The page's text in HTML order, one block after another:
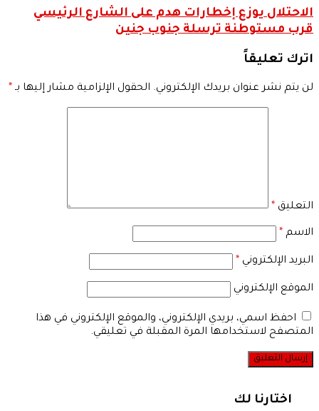
الاحتلال يوزع إخطارات هدم على الشارع الرئيسي
قرب مستوطنة ترسلة جنوب جنين
اترك تعليقاً
لن يتم نشر عنوان بريدك الإلكتروني. الحقول الإلزامية مشار إليها بـ *
التعليق *
الاسم *
البريد الإلكتروني *
الموقع الإلكتروني
احفظ اسمي، بريدي الإلكتروني، والموقع الإلكتروني في هذا
المتصفح لاستخدامها المرة المقبلة في تعليقي.
اختارنا لك